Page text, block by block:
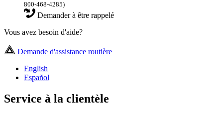
800-468-4285)
Demander à être rappelé
Vous avez besoin d'aide?
Demande d'assistance routière
English
Español
Service à la clientèle